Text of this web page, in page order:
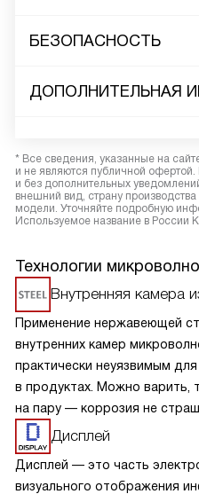
БЕЗОПАСНОСТЬ
ДОПОЛНИТЕЛЬНАЯ
* Все сведения, указанные на
и не являются публичной
и без дополнительных
внешний вид, страну производства
модели. Уточняйте подробную
Используемое название в России
Технологии
Внутренняя камера
Применение нержавеющей
внутренних камер
практически неуязвимым
в продуктах. Можно варить,
на пару — коррозия не
из нержавейки прост,
чистящих средств.
Дисплей
Дисплей — это часть
визуального отображения